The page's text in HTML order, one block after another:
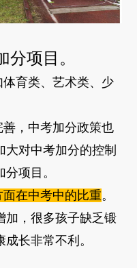
分项目。
体育类、艺术类、少
，中考加分政策也
对中考加分的控制
项目。
在中考中的比重。
加，很多孩子缺乏锻
长非常不利。